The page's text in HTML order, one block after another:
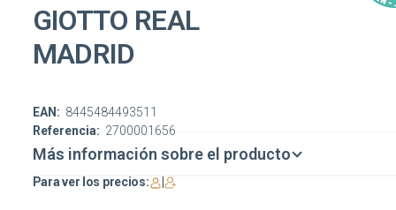
GIOTTO REAL
MADRID
Referencia: 2700001656
EAN: 8445484493511
Más información sobre el producto
Para ver los precios: